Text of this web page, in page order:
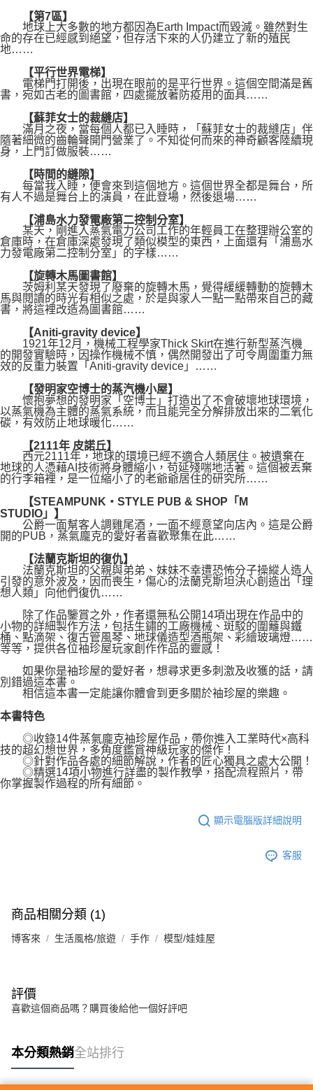
【第7區】
地球上大多數的地方都因為Earth Impact而毀滅。雖然對生
命的存在已經感到絕望，但存活下來的人仍建立了新的殖民
地……
【平行世界電梯】
電梯門打開後，出現在眼前的是平行世界。這個空間滿是舊
書，宛如古老的圖書館，四處擺放著防疫用的面具……
【蘇菲女士的裁縫店】
滿月之夜，當每個人都已入睡時，「蘇菲女士的裁縫店」伴
隨著細微的齒輪聲開門營業了。不知從何而來的神奇顧客陸續現
身，上門訂做服裝……
【時間的縫隙】
每當我入睡，便會來到這個地方。這個世界全都是舞台，所
有人不過是舞台上的演員，在此登場，然後退場……
【浦島水力發電廠第二控制分室】
某天，剛進入蒸氣電力公司工作的年輕員工在整理辦公室的
倉庫時，在倉庫深處發現了類似模型的東西，上面還有「浦島水
力發電廠第二控制分室」的字樣……
【旋轉木馬圖書館】
茨姆利某天發現了廢棄的旋轉木馬，覺得緩緩轉動的旋轉木
馬與閱讀的時光有相似之處，於是與家人一點一點帶來自己的藏
書，將這裡改造為圖書館……
【Aniti-gravity device】
1921年12月，機械工程學家Thick Skirt在進行新型蒸汽機
的開發實驗時，因操作機械不慎，偶然開發出了可令周圍重力無
效的反重力裝置「Aniti-gravity device」……
【發明家空博士的蒸汽機小屋】
懷抱夢想的發明家「空博士」打造出了不會破壞地球環境，
以蒸氣機為主體的蒸氣系統，而且能完全分解排放出來的二氧化
碳，有效防止地球暖化……
【2111年 皮諾丘】
西元2111年，地球的環境已經不適合人類居住。被遺棄在
地球的人憑藉AI技術將身體縮小，苟延殘喘地活著。這個被丟棄
的行李箱裡，是一位縮小了的老爺爺居住的研究所……
【STEAMPUNK‧STYLE PUB & SHOP「M
STUDIO」】
公爵一面幫客人調雞尾酒，一面不經意望向店內。這是公爵
開的PUB，蒸氣龐克的愛好者喜歡聚集在此……
【法蘭克斯坦的復仇】
法蘭克斯坦的父親與弟弟、妹妹不幸遭恐怖分子操縱人造人
引發的意外波及，因而喪生，傷心的法蘭克斯坦決心創造出「理
想人類」向他們復仇……
除了作品鑒賞之外，作者還無私公開14項出現在作品中的
小物的詳細製作方法，包括生鏽的工廠機械、斑駁的圍籬與鐵
桶、點滴架、復古管風琴、地球儀造型酒瓶架、彩繪玻璃燈……
等等，提供各位袖珍屋玩家創作作品的靈感！
如果你是袖珍屋的愛好者，想尋求更多刺激及收獲的話，請
別錯過這本書。
相信這本書一定能讓你體會到更多關於袖珍屋的樂趣。
本書特色
◎收錄14件蒸氣龐克袖珍屋作品，帶你進入工業時代×高科
技的超幻想世界，多角度鑑賞神級玩家的傑作！
◎針對作品各處的細節解說，作者的匠心獨具之處大公開！
◎精選14項小物進行詳盡的製作教學，搭配流程照片，帶
你掌握製作過程的所有細節。
顯示電腦版詳細說明
客服
商品相關分類 (1)
博客來 生活風格/旅遊 手作 模型/娃娃屋
評價
喜歡這個商品嗎？購買後給他一個好評吧
本分類熱銷全站排行